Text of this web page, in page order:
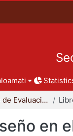
Departamento de Evaluación del Diseño en el Tiempo
en